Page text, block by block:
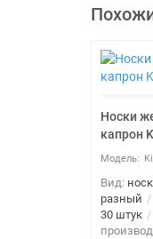
Носки
капрон
Вид:
разный
30 штук